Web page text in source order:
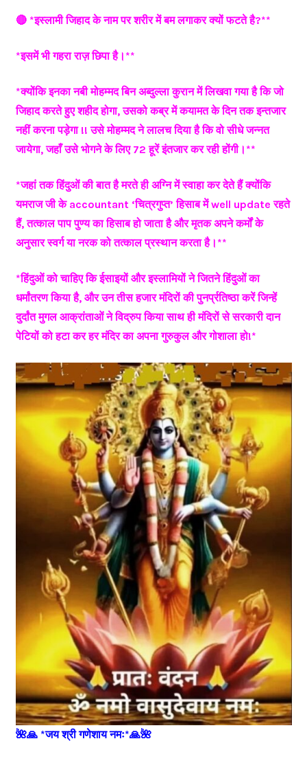
🔴 *इस्लामी जिहाद के नाम पर शरीर में बम लगाकर क्यों फटते है?**
*इसमें भी गहरा राज़ छिपा है।**
*क्योंकि इनका नबी मोहम्मद बिन अब्दुल्ला कुरान में लिखवा गया है कि जो
जिहाद करते हुए शहीद होगा, उसको कब्र में कयामत के दिन तक इन्तजार
नहीं करना पड़ेगा !! उसे मोहम्मद ने लालच दिया है कि वो सीधे जन्नत
जायेगा, जहाँ उसे भोगने के लिए 72 हूरें इंतजार कर रही होंगी।**
*जहां तक हिंदुओं की बात है मरते ही अग्नि में स्वाहा कर देते हैं क्योंकि
यमराज जी के accountant ‘चित्रगुप्त’ हिसाब में well update रहते
हैं, तत्काल पाप पुण्य का हिसाब हो जाता है और मृतक अपने कर्मों के
अनुसार स्वर्ग या नरक को तत्काल प्रस्थान करता है।**
*हिंदुओं को चाहिए कि ईसाइयों और इस्लामियों ने जितने हिंदुओं का
धर्मांतरण किया है, और उन तीस हजार मंदिरों की पुनर्प्रतिष्ठा करें जिन्हें
दुर्दांत मुगल आक्रांताओं ने विद्रुप किया साथ ही मंदिरों से सरकारी दान
पेटियों को हटा कर हर मंदिर का अपना गुरुकुल और गोशाला हो!*
🌺🙏 *जय श्री गणेशाय नमः*🙏🌺